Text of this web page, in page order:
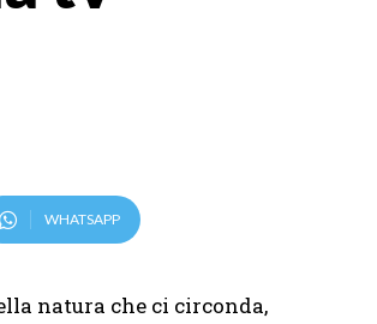
WHATSAPP
natura che ci circonda,